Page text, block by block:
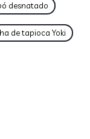
desnatado
de tapioca Yoki